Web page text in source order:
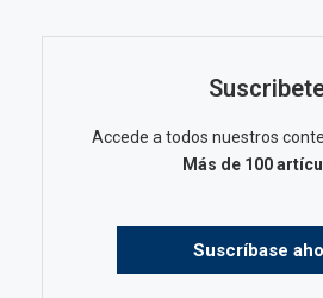
Accede a todos nuestros
Más de 100
Suscríbase